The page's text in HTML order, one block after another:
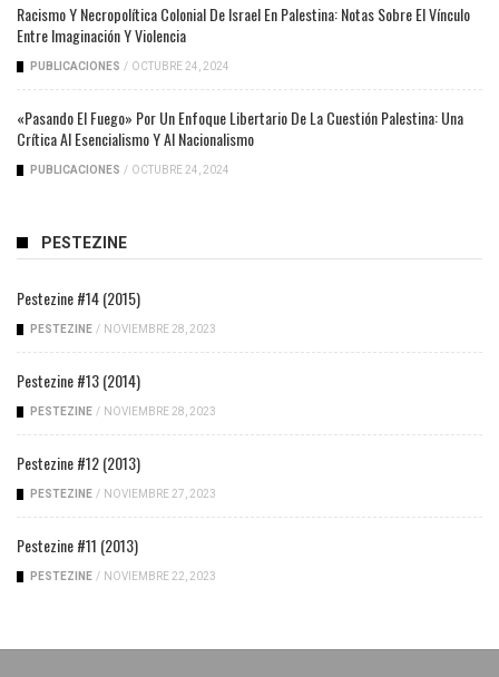
Racismo Y Necropolítica Colonial De Israel En Palestina: Notas Sobre El Vínculo
Entre Imaginación Y Violencia
PUBLICACIONES / OCTUBRE 24, 2024
«Pasando El Fuego» Por Un Enfoque Libertario De La Cuestión Palestina: Una
Crítica Al Esencialismo Y Al Nacionalismo
PUBLICACIONES / OCTUBRE 24, 2024
PESTEZINE
Pestezine #14 (2015)
PESTEZINE / NOVIEMBRE 28, 2023
Pestezine #13 (2014)
PESTEZINE / NOVIEMBRE 28, 2023
Pestezine #12 (2013)
PESTEZINE / NOVIEMBRE 27, 2023
Pestezine #11 (2013)
PESTEZINE / NOVIEMBRE 22, 2023